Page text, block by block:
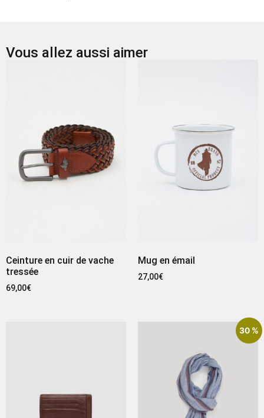
Vous allez aussi aimer
Ceinture en cuir de vache
tressée
69,00€
Mug en émail
27,00€
30 %